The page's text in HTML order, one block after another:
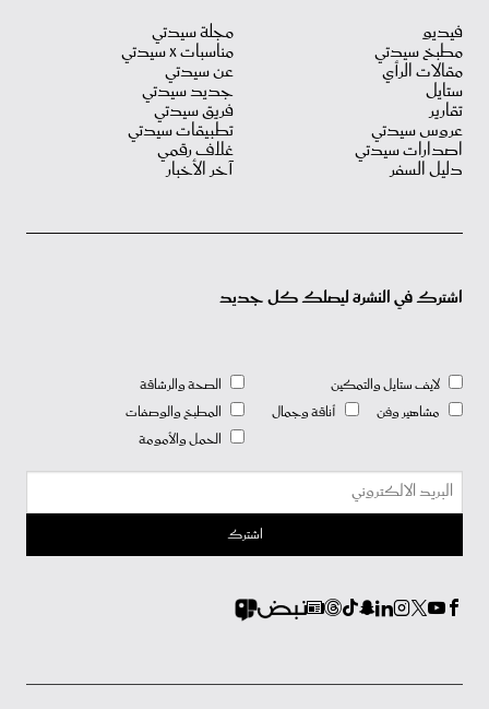
فيديو
مطبخ سيدتي
مقالات الرأي
ستايل
تقارير
عروس سيدتي
اصدارات سيدتي
دليل السفر
مجلة سيدتي
مناسبات X سيدتي
عن سيدتي
جديد سيدتي
فريق سيدتي
تطبيقات سيدتي
غلاف رقمي
آخر الأخبار
اشترك في النشرة ليصلك كل جديد
لايف ستايل والتمكين
مشاهير وفن
أناقة وجمال
الصحة والرشاقة
المطبخ والوصفات
الحمل والأمومة